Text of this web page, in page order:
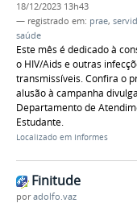
18/12/2023 13h43
— registrado em: prae,
saúde
Este mês é dedicado à
o HIV/Aids e outras
transmissíveis. Confira o
alusão à campanha
Departamento de
Estudante.
Localizado em Informes
Finitude
poradolfo.vaz